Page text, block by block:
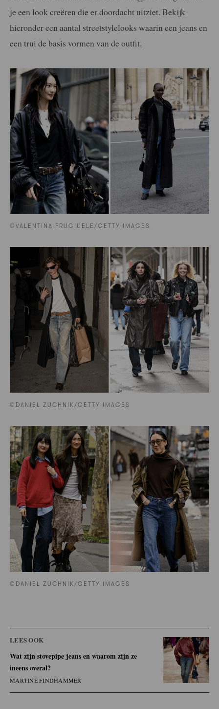
je een look creëren die er doordacht uitziet. Bekijk
hieronder een aantal streetstylelooks waarin een jeans en
een trui de basis vormen van de outfit.
©VALENTINA FRUGIUELE/GETTY IMAGES
©DANIEL ZUCHNIK/GETTY IMAGES
©DANIEL ZUCHNIK/GETTY IMAGES
LEES OOK
Wat zijn stovepipe jeans en waarom zijn ze
ineens overal?
MARTINE FINDHAMMER